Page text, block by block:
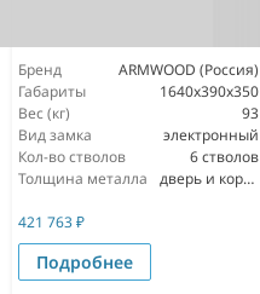
Бренд
ARMWOOD (Россия)
Габариты
1640х390х350
Вес (кг)
93
Вид замка
электронный
Кол-во стволов
6 стволов
Толщина металла
дверь и корпус 3мм
421 763₽
Подробнее